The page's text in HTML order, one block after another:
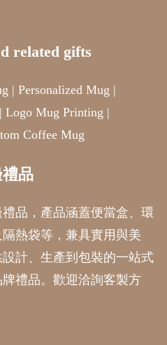
related gifts
| Personalized Mug |
| Logo Mug Printing |
Coffee Mug
品
品，產品涵蓋便當盒、環
熱袋等，兼具實用與美
計、生產到包裝的一站式
禮品。歡迎洽詢客製方